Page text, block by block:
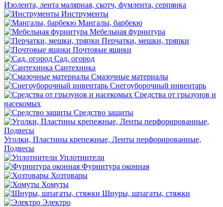
Изолента, лента малярная, скотч, фумлента, серпянка
Инструменты
Мангалы, барбекю
Мебельная фурнитура
Перчатки, мешки, тряпки
Почтовые ящики
Сад, огород
Сантехника
Смазочные материалы
Снегоуборочный инвентарь
Средства от грызунов и
насекомых
Средство защиты
Уголки, Пластины крепежные, Ленты перфорированные,
Подвесы
Уплотнители
Фурнитура оконная
Хозтовары
Хомуты
Шнуры, шпагаты, стяжки
Электро